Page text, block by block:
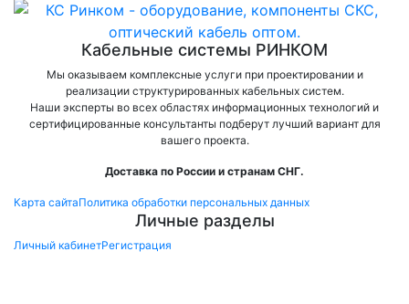
Кабельные системы РИНКОМ
Мы оказываем комплексные услуги при проектировании и
реализации структурированных кабельных систем.
Наши эксперты во всех областях информационных технологий и
сертифицированные консультанты подберут лучший вариант для
вашего проекта.
Доставка по России и странам СНГ.
Карта сайтаПолитика обработки персональных данных
Личные разделы
Личный кабинетРегистрация